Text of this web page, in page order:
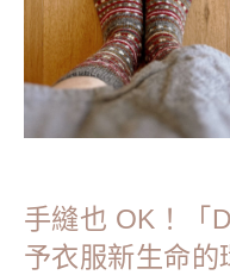
手縫也 OK！「
予衣服新生命的